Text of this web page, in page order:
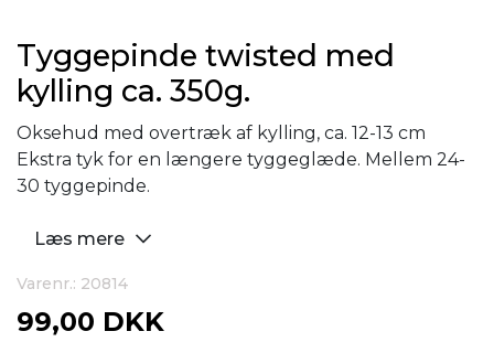
Tyggepinde twisted med
kylling ca. 350g.
Oksehud med overtræk af kylling, ca. 12-13 cm
Ekstra tyk for en længere tyggeglæde. Mellem 24-
30 tyggepinde.
Læs mere
Varenr.: 20814
99,00 DKK